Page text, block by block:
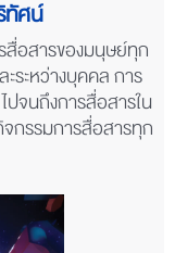
ทัศน์
สื่อสารของมนุษย์ทุก
ระหว่างบุคคล การ
ปจนถึงการสื่อสารใน
จกรรมการสื่อสารทุก